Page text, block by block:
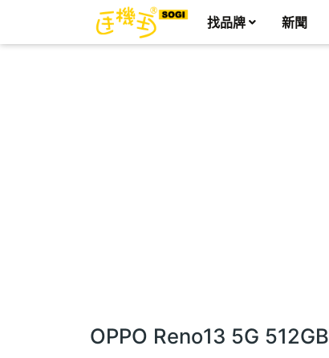
找品牌 新聞
OPPO Reno13 5G 512GB